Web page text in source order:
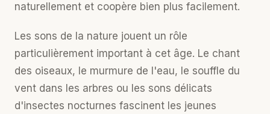
naturellement et coopère bien plus facilement.
Les sons de la nature jouent un rôle
particulièrement important à cet âge. Le chant
des oiseaux, le murmure de l'eau, le souffle du
vent dans les arbres ou les sons délicats
d'insectes nocturnes fascinent les jeunes